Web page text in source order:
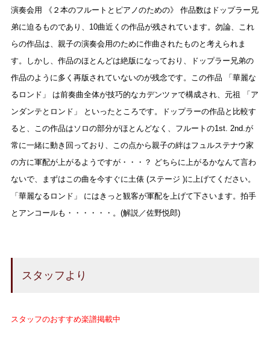
演奏会用 《２本のフルートとピアノのための》 作品数はドップラー兄
弟に迫るものであり、10曲近くの作品が残されています。勿論、これ
らの作品は、親子の演奏会用のために作曲されたものと考えられま
す。しかし、作品のほとんどは絶版になっており、ドップラー兄弟の
作品のように多く再版されていないのが残念です。この作品 「華麗な
るロンド」 は前奏曲全体が技巧的なカデンツァで構成され、元祖 「ア
ンダンテとロンド」 といったところです。ドップラーの作品と比較す
ると、この作品はソロの部分がほとんどなく、フルートの1st. 2nd.が
常に一緒に動き回っており、この点から親子の絆はフュルステナウ家
の方に軍配が上がるようですが・・・？ どちらに上がるかなんて言わ
ないで、まずはこの曲を今すぐに土俵 (ステージ )に上げてください。
「華麗なるロンド」 にはきっと観客が軍配を上げて下さいます。拍手
とアンコールも・・・・・・。(解説／佐野悦郎)
スタッフより
スタッフのおすすめ楽譜掲載中